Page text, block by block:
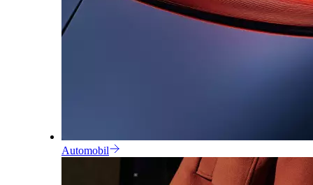
Automobil